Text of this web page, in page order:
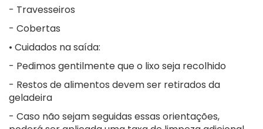
- Travesseiros
- Cobertas
• Cuidados na saída:
- Pedimos gentilmente que o lixo seja recolhido
- Restos de alimentos devem ser retirados da
geladeira
- Caso não sejam seguidas essas orientações,